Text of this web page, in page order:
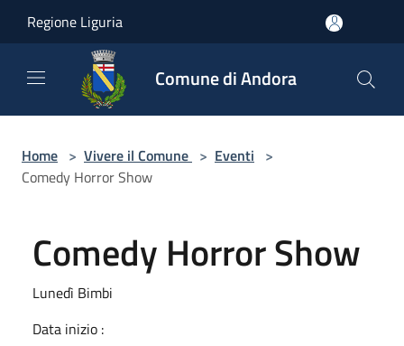
Regione Liguria
Comune di Andora
Home > Vivere il Comune > Eventi >
Comedy Horror Show
Comedy Horror Show
Lunedì Bimbi
Data inizio :